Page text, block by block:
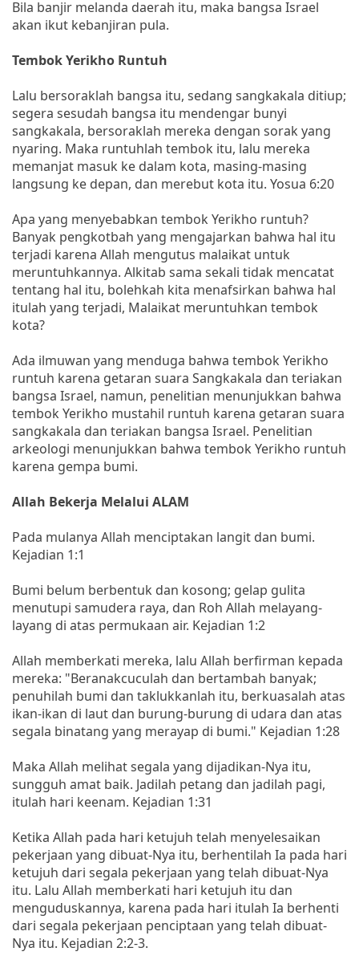
Bila banjir melanda daerah itu, maka bangsa Israel
akan ikut kebanjiran pula.
Tembok Yerikho Runtuh
Lalu bersoraklah bangsa itu, sedang sangkakala ditiup;
segera sesudah bangsa itu mendengar bunyi
sangkakala, bersoraklah mereka dengan sorak yang
nyaring. Maka runtuhlah tembok itu, lalu mereka
memanjat masuk ke dalam kota, masing-masing
langsung ke depan, dan merebut kota itu. Yosua 6:20
Apa yang menyebabkan tembok Yerikho runtuh?
Banyak pengkotbah yang mengajarkan bahwa hal itu
terjadi karena Allah mengutus malaikat untuk
meruntuhkannya. Alkitab sama sekali tidak mencatat
tentang hal itu, bolehkah kita menafsirkan bahwa hal
itulah yang terjadi, Malaikat meruntuhkan tembok
kota?
Ada ilmuwan yang menduga bahwa tembok Yerikho
runtuh karena getaran suara Sangkakala dan teriakan
bangsa Israel, namun, penelitian menunjukkan bahwa
tembok Yerikho mustahil runtuh karena getaran suara
sangkakala dan teriakan bangsa Israel. Penelitian
arkeologi menunjukkan bahwa tembok Yerikho runtuh
karena gempa bumi.
Allah Bekerja Melalui ALAM
Pada mulanya Allah menciptakan langit dan bumi.
Kejadian 1:1
Bumi belum berbentuk dan kosong; gelap gulita
menutupi samudera raya, dan Roh Allah melayang-
layang di atas permukaan air. Kejadian 1:2
Allah memberkati mereka, lalu Allah berfirman kepada
mereka: "Beranakcuculah dan bertambah banyak;
penuhilah bumi dan taklukkanlah itu, berkuasalah atas
ikan-ikan di laut dan burung-burung di udara dan atas
segala binatang yang merayap di bumi." Kejadian 1:28
Maka Allah melihat segala yang dijadikan-Nya itu,
sungguh amat baik. Jadilah petang dan jadilah pagi,
itulah hari keenam. Kejadian 1:31
Ketika Allah pada hari ketujuh telah menyelesaikan
pekerjaan yang dibuat-Nya itu, berhentilah Ia pada hari
ketujuh dari segala pekerjaan yang telah dibuat-Nya
itu. Lalu Allah memberkati hari ketujuh itu dan
menguduskannya, karena pada hari itulah Ia berhenti
dari segala pekerjaan penciptaan yang telah dibuat-
Nya itu. Kejadian 2:2-3.